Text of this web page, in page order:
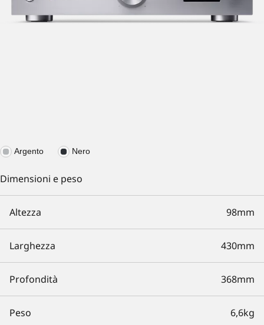
Argento Nero
Dimensioni e peso
Altezza 98mm
Larghezza 430mm
Profondità 368mm
Peso 6,6kg